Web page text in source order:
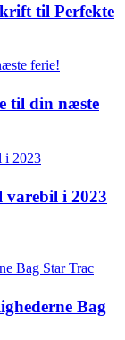
til Perfekte
til din næste
varebil i 2023
Bag